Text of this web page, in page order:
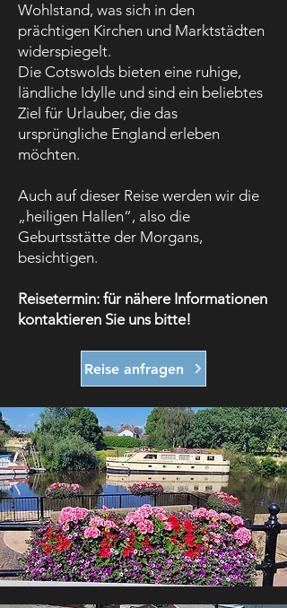
Wohlstand, was sich in den
prächtigen Kirchen und Marktstädten
widerspiegelt.
Die Cotswolds bieten eine ruhige,
ländliche Idylle und sind ein beliebtes
Ziel für Urlauber, die das
ursprüngliche England erleben
möchten.
Auch auf dieser Reise werden wir die
„heiligen Hallen“, also die
Geburtsstätte der Morgans,
besichtigen.
Reisetermin: für nähere Informationen
kontaktieren Sie uns bitte!
Reise anfragen